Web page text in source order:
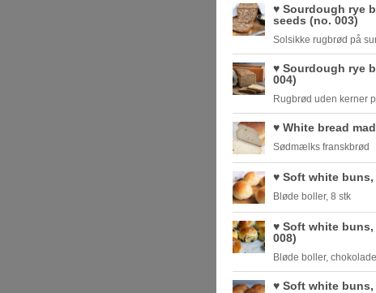
♥️ Sourdough rye
seeds (no. 003)
Solsikke rugbrød på
♥️ Sourdough rye
004)
Rugbrød uden kerner
♥️ White bread
Sødmælks franskbrød
♥️ Soft white buns,
Bløde boller, 8 stk
♥️ Soft white
008)
Bløde boller,
♥️ Soft white